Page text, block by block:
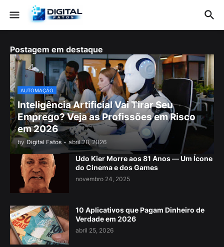
Postagem em destaque
AUTOMAÇÃO
Inteligência Artificial Vai Tirar Seu
Emprego? Veja as Profissões em Risco
em 2026
by Digital Fatos - abril 28, 2026
Udo Kier Morre aos 81 Anos — Um Ícone
do Cinema e dos Games
novembro 24, 2025
10 Aplicativos que Pagam Dinheiro de
Verdade em 2026
abril 25, 2026